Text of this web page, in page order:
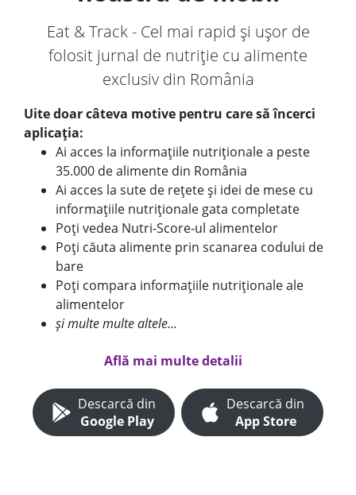
Eat & Track - Cel mai rapid și ușor de
folosit jurnal de nutriție cu alimente
exclusiv din România
Uite doar câteva motive pentru care să încerci
aplicația:
Ai acces la informațiile nutriționale a peste
35.000 de alimente din România
Ai acces la sute de rețete și idei de mese cu
informațiile nutriționale gata completate
Poți vedea Nutri-Score-ul alimentelor
Poți căuta alimente prin scanarea codului de
bare
Poți compara informațiile nutriționale ale
alimentelor
și multe multe altele...
Află mai multe detalii
Descarcă din
Google Play
Descarcă din
App Store